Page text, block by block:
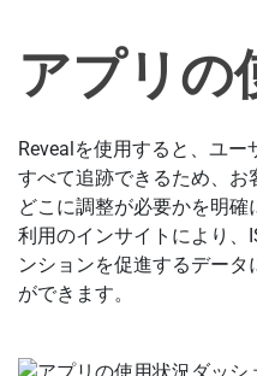
アプリの
Revealを使用すると、ユ
すべて追跡できるため、お
どこに調整が必要かを明確
利用のインサイトにより、
ンションを促進するデー
ができます。